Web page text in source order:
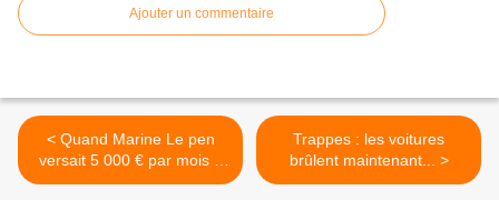
Ajouter un commentaire
< Quand Marine Le pen
versait 5 000 € par mois à
son compagnon Louis Aliot
Trappes : les voitures
brûlent maintenant... >